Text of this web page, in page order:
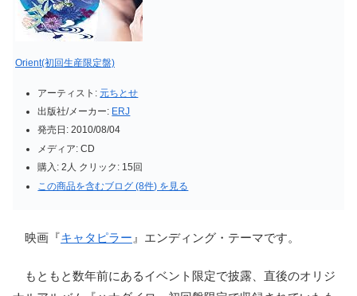
Orient(初回生産限定盤)
アーティスト: 元ちとせ
出版社/メーカー: ERJ
発売日: 2010/08/04
メディア: CD
購入 : 2人 クリック : 15回
この商品を含むブログ (8件) を見る
映画『キャタピラー 』エンディング・テーマです。
もともと数年前にあるイベント限定で披露、直後のオリジ